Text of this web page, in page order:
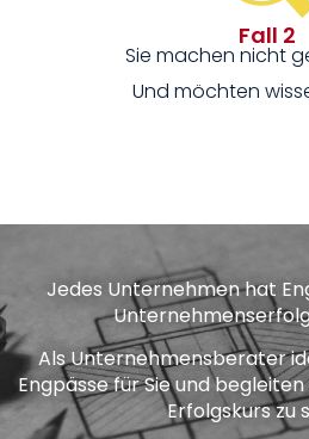
Fall 2
Sie machen nicht
Und möchten
Jedes Unternehmen hat
Als Unternehmensberater
Engpässe für Sie und
Erfolgskurs zu